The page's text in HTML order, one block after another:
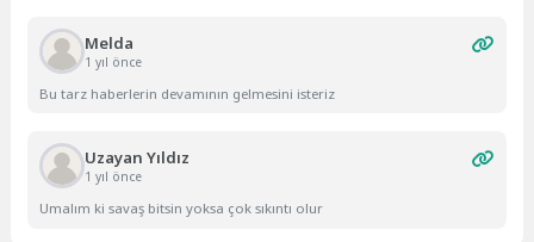
Melda
1 yıl önce
Bu tarz haberlerin devamının gelmesini isteriz
Uzayan Yıldız
1 yıl önce
Umalım ki savaş bitsin yoksa çok sıkıntı olur